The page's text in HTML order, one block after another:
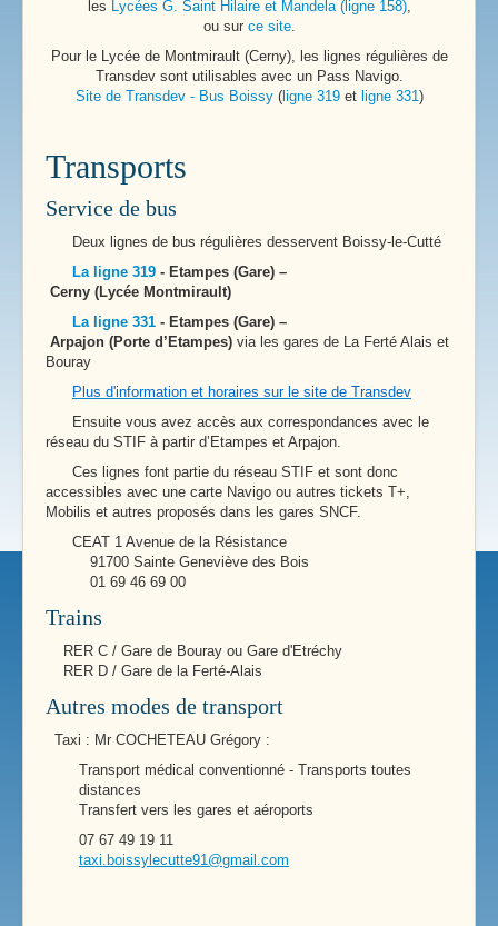
les
Lycées G. Saint Hilaire et Mandela (ligne 158),
ou sur ce site.
Pour le Lycée de Montmirault (Cerny), les lignes régulières de
Transdev sont utilisables avec un Pass Navigo.
Site de Transdev - Bus Boissy(ligne 319et ligne 331 )
Transports
Service de bus
Deux lignes de bus régulières desservent Boissy-le-Cutté
La ligne 319 - Etampes (Gare) –
Cerny (Lycée Montmirault)
La ligne 331 - Etampes (Gare) –
Arpajon (Porte d’Etampes) via les gares de La Ferté Alais et
Bouray
Plus d'information et horaires sur le site de Transdev
Ensuite vous avez accès aux correspondances avec le
réseau du STIF à partir d’Etampes et Arpajon.
Ces lignes font partie du réseau STIF et sont donc
accessibles avec une carte Navigo ou autres tickets T+,
Mobilis et autres proposés dans les gares SNCF.
CEAT 1 Avenue de la Résistance
91700 Sainte Geneviève des Bois
01 69 46 69 00
Trains
RER C / Gare de Bouray ou Gare d'Etréchy
RER D / Gare de la Ferté-Alais
Autres modes de transport
Taxi : Mr COCHETEAU Grégory :
Transport médical conventionné - Transports toutes
distances
Transfert vers les gares et aéroports
07 67 49 19 11
taxi.boissylecutte91@gmail.com